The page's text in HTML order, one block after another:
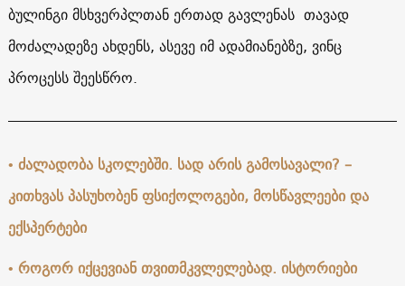
ბულინგი მსხვერპლთან ერთად გავლენას თავად
მოძალადეზე ახდენს, ასევე იმ ადამიანებზე, ვინც
პროცესს შეესწრო.
• ძალადობა სკოლებში. სად არის გამოსავალი? –
კითხვას პასუხობენ ფსიქოლოგები, მოსწავლეები და
ექსპერტები
• როგორ იქცევიან თვითმკვლელებად. ისტორიები